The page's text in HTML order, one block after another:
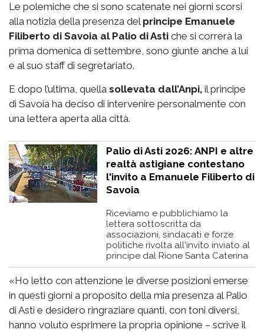
Le polemiche che si sono scatenate nei giorni scorsi
alla notizia della presenza del principe Emanuele
Filiberto di Savoia al Palio di Asti che si correrà la
prima domenica di settembre, sono giunte anche a lui
e al suo staff di segretariato.
E dopo l’ultima, quella sollevata dall’Anpi, il principe
di Savoia ha deciso di intervenire personalmente con
una lettera aperta alla città.
Palio di Asti 2026: ANPI e altre
realtà astigiane contestano
l'invito a Emanuele Filiberto di
Savoia
Riceviamo e pubblichiamo la
lettera sottoscritta da
associazioni, sindacati e forze
politiche rivolta all'invito inviato al
principe dal Rione Santa Caterina
«Ho letto con attenzione le diverse posizioni emerse
in questi giorni a proposito della mia presenza al Palio
di Asti e desidero ringraziare quanti, con toni diversi,
hanno voluto esprimere la propria opinione – scrive il